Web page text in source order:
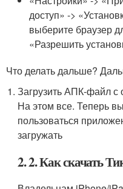
доступ» ->
выберите браузер
«Разрешить
Что делать дальше?
Загрузить АПК-файл с
На этом все. Теперь
пользоваться
загружать
2. 2. Как скачать